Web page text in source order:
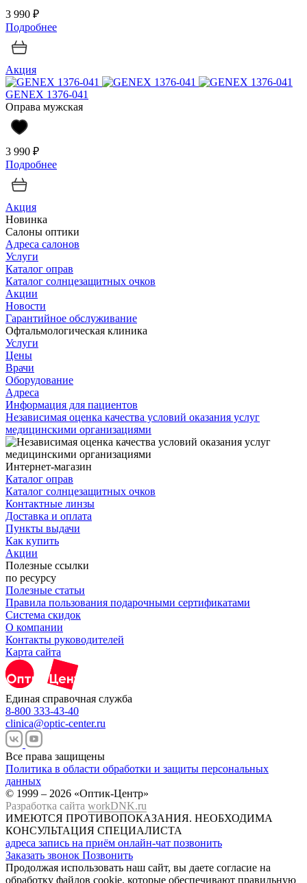
3 990 ₽
Подробнее
Акция
GENEX 1376-041
Оправа мужская
3 990 ₽
Подробнее
Акция
Новинка
Салоны оптики
Адреса салонов
Услуги
Каталог оправ
Каталог солнцезащитных очков
Акции
Новости
Гарантийное обслуживание
Офтальмологическая клиника
Услуги
Цены
Врачи
Оборудование
Адреса
Информация для пациентов
Независимая оценка качества условий оказания услуг
медицинскими организациями
Интернет-магазин
Каталог оправ
Каталог солнцезащитных очков
Контактные линзы
Доставка и оплата
Пункты выдачи
Как купить
Акции
Полезные ссылки
по ресурсу
Полезные статьи
Правила пользования подарочными сертификатами
Система скидок
О компании
Контакты руководителей
Карта сайта
Единая справочная служба
8-800 333-43-40
clinica@optic-center.ru
Все права защищены
Политика в области обработки и защиты персональных
данных
© 1999 – 2026 «Оптик-Центр»
Разработка сайта workDNK.ru
ИМЕЮТСЯ ПРОТИВОПОКАЗАНИЯ. НЕОБХОДИМА
КОНСУЛЬТАЦИЯ СПЕЦИАЛИСТА
адреса запись на приём онлайн-чат позвонить
Заказать звонок Позвонить
Продолжая использовать наш сайт, вы даете согласие на
обработку файлов cookie, которые обеспечивают правильную